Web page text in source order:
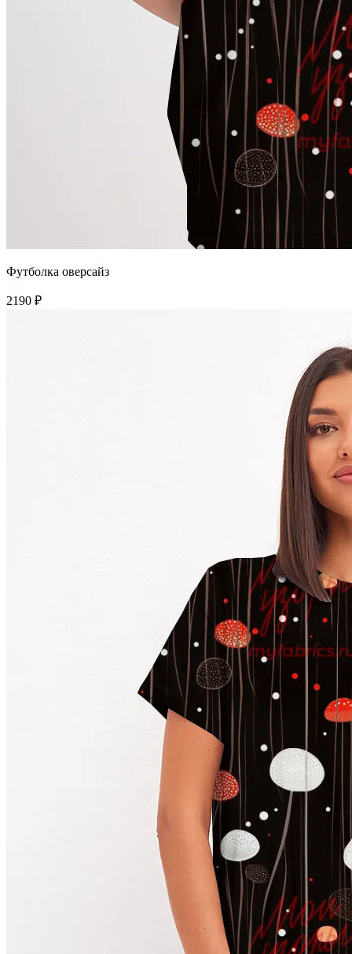
Футболка оверсайз
2190 ₽